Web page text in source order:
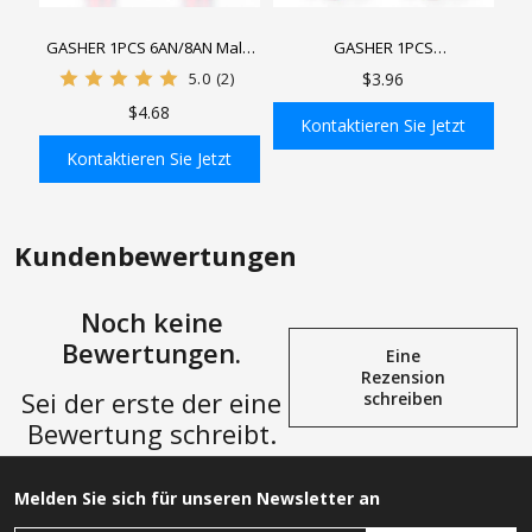
In den Einkaufswagen
GASHER 1PCS 6AN/8AN Male
Flare to SAE Quick Disconnect
Adapter Aluminiumlegierung
rot eloxiert
5.0 (2)
$4.68
Kontaktieren Sie Jetzt
GASHER 1PCS
Schlauchendstück nur für
Aluminiumlegierung, rot
$3.96
Kontaktieren Sie Jetzt
Kundenbewertungen
Noch keine
Bewertungen.
Sei der erste der eine
Bewertung schreibt.
Eine
Rezension
schreiben
Melden Sie sich für unseren Newsletter an